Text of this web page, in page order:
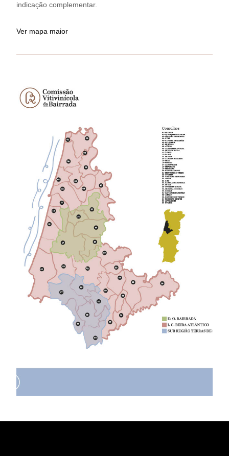
indicação complementar.
Ver mapa maior